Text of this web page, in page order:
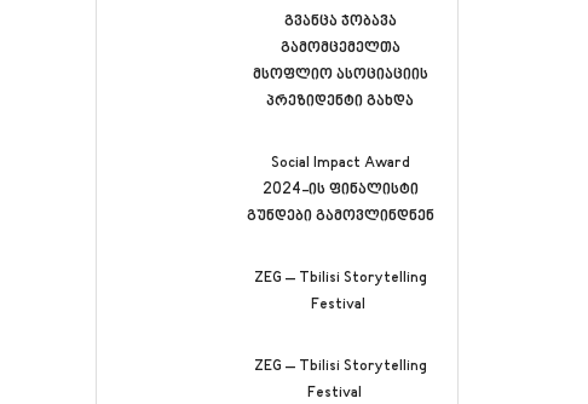
გვანცა ჯობავა
გამომცემელთა
მსოფლიო ასოციაციის
პრეზიდენტი გახდა
Social Impact Award
2024-ის ფინალისტი
გუნდები გამოვლინდნენ
ZEG – Tbilisi Storytelling
Festival
ZEG – Tbilisi Storytelling
Festival